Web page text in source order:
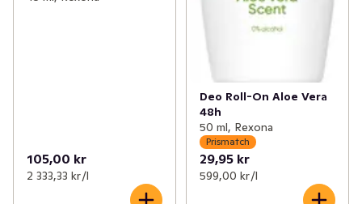
105,00 kr
2 333,33 kr /l
Deo Roll-On Aloe Vera
48h
50 ml, Rexona
Prismatch
29,95 kr
599,00 kr /l